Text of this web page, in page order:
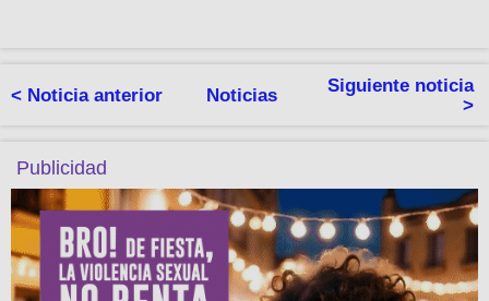
< Noticia anterior Noticias
Siguiente noticia
>
Publicidad